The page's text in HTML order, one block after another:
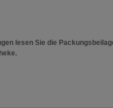
lesen Sie die